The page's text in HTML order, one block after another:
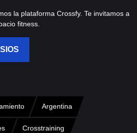
la plataforma Crossfy. Te invitamos a
fitness.
Argentina
Crosstraining